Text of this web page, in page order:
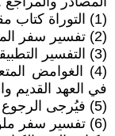
(1) التوراة كتاب مقدَّس أم جمع من الأساطير ص 435.
(2) تفسير سفر الملوك الثاني ص 86.
(3) التفسير التطبيقي ص 781.
(4) الغوامض
في العهد القديم
(5) فيُرجى الرجوع إلى مدارس النقد جـ9 س 1129.
(6) تفسير سفر ملوك الثاني ص 87.